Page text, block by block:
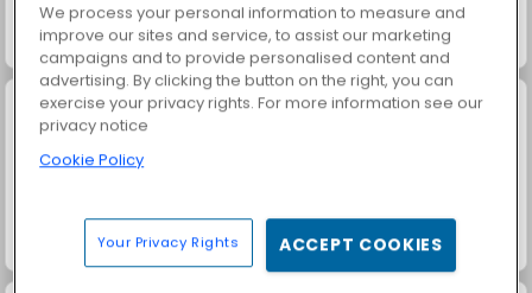
Toilet Roll Juice Merge
Jewel Garden Story Trollface Quest: USA 2
We process your personal information to measure and
improve our sites and service, to assist our marketing
campaigns and to provide personalised content and
advertising. By clicking the button on the right, you can
exercise your privacy rights. For more information see our
privacy notice
Cookie Policy
Your Privacy Rights ACCEPT COOKIES